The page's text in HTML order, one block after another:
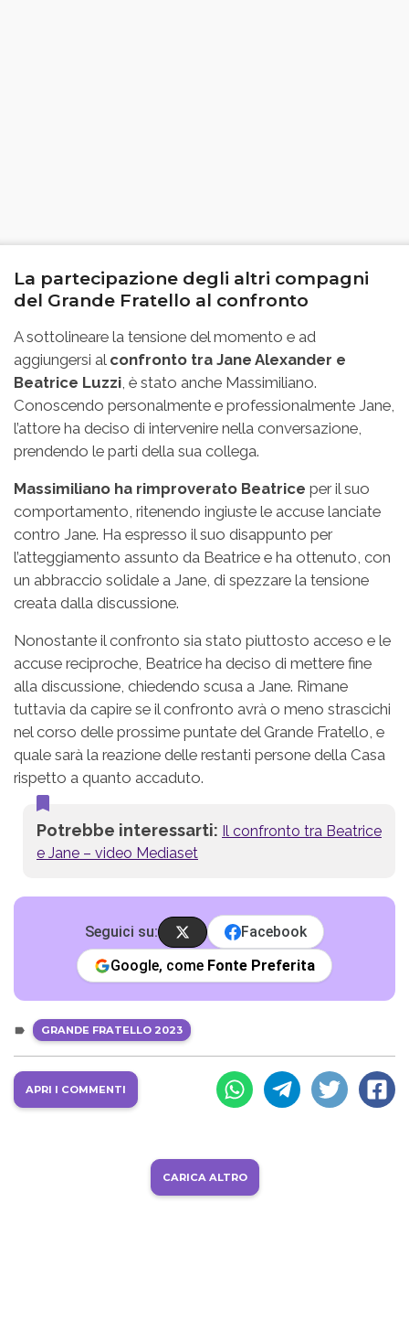
La partecipazione degli altri compagni
del Grande Fratello al confronto
A sottolineare la tensione del momento e ad
aggiungersi al confronto tra Jane Alexander e
Beatrice Luzzi, è stato anche Massimiliano.
Conoscendo personalmente e professionalmente Jane,
l’attore ha deciso di intervenire nella conversazione,
prendendo le parti della sua collega.
Massimiliano ha rimproverato Beatrice per il suo
comportamento, ritenendo ingiuste le accuse lanciate
contro Jane. Ha espresso il suo disappunto per
l’atteggiamento assunto da Beatrice e ha ottenuto, con
un abbraccio solidale a Jane, di spezzare la tensione
creata dalla discussione.
Nonostante il confronto sia stato piuttosto acceso e le
accuse reciproche, Beatrice ha deciso di mettere fine
alla discussione, chiedendo scusa a Jane. Rimane
tuttavia da capire se il confronto avrà o meno strascichi
nel corso delle prossime puntate del Grande Fratello, e
quale sarà la reazione delle restanti persone della Casa
rispetto a quanto accaduto.
Potrebbe interessarti: Il confronto tra Beatrice
e Jane – video Mediaset
Seguici su:
Facebook
Google, come Fonte Preferita
GRANDE FRATELLO 2023
APRI I COMMENTI
CARICA ALTRO